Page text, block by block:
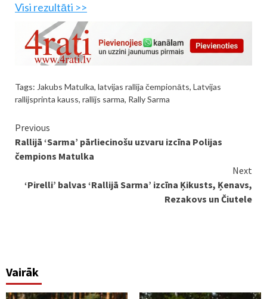
Visi rezultāti >>
Tags: Jakubs Matulka, latvijas rallija čempionāts, Latvijas
rallijsprinta kauss, rallijs sarma, Rally Sarma
Continue
Reading
Previous
Rallijā ‘Sarma’ pārliecinošu uzvaru izcīna Polijas
čempions Matulka
Next
‘Pirelli’ balvas ‘Rallijā Sarma’ izcīna Ķikusts, Ķenavs,
Rezakovs un Čiutele
Vairāk